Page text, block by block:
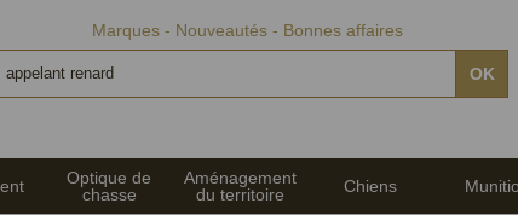
Marques Nouveautés Bonnes affaires
OK
Optique de
chasse
Aménagement
du territoire
Chiens